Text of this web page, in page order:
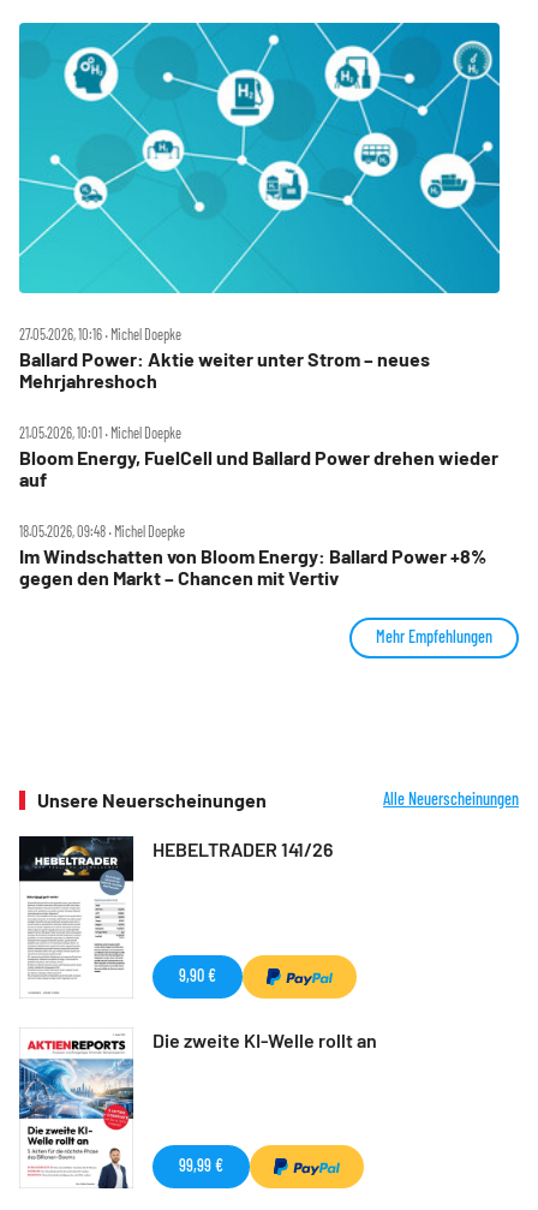
27.05.2026, 10:16 ‧ Michel Doepke
Ballard Power: Aktie weiter unter Strom – neues
Mehrjahreshoch
21.05.2026, 10:01 ‧ Michel Doepke
Bloom Energy, FuelCell und Ballard Power drehen wieder
auf
18.05.2026, 09:48 ‧ Michel Doepke
Im Windschatten von Bloom Energy: Ballard Power +8%
gegen den Markt – Chancen mit Vertiv
Mehr Empfehlungen
Unsere Neuerscheinungen Alle Neuerscheinungen
HEBELTRADER 141/26
9,90 €
Die zweite KI-Welle rollt an
99,99 €